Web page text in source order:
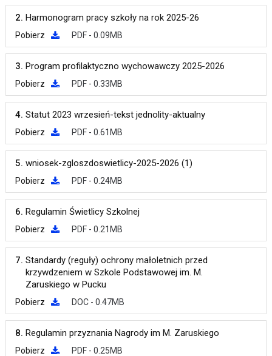
2. Harmonogram pracy szkoły na rok 2025-26
Pobierz PDF - 0.09MB
3. Program profilaktyczno wychowawczy 2025-2026
Pobierz PDF - 0.33MB
4. Statut 2023 wrzesień-tekst jednolity-aktualny
Pobierz PDF - 0.61MB
5. wniosek-zgloszdoswietlicy-2025-2026 (1)
Pobierz PDF - 0.24MB
6. Regulamin Świetlicy Szkolnej
Pobierz PDF - 0.21MB
7. Standardy (reguły) ochrony małoletnich przed
krzywdzeniem w Szkole Podstawowej im. M.
Zaruskiego w Pucku
Pobierz DOC - 0.47MB
8. Regulamin przyznania Nagrody im M. Zaruskiego
Pobierz PDF - 0.25MB